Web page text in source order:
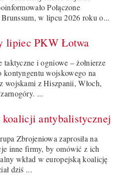
Połączone
w lipcu 2026 roku o...
lipiec PKW Łotwa
taktyczne i ogniowe – żołnierze
kontyngentu wojskowego na
z Hiszpanii, Włoch,
...
koalicji antybalistycznej
Zbrojeniowa zaprosiła na
inne firmy, by omówić z ich
wkład w europejską koalicję
dziś ...